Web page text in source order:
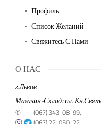
Профиль
Список Желаний
Свяжитесь С Нами
О НАС
г.Львов
Магазин-Склад: пл.
✆
(067) 343-08-99,